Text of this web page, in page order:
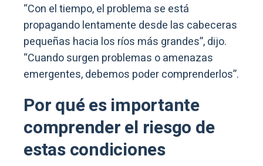
“Con el tiempo, el problema se está
propagando lentamente desde las cabeceras
pequeñas hacia los ríos más grandes”, dijo.
“Cuando surgen problemas o amenazas
emergentes, debemos poder comprenderlos”.
Por qué es importante
comprender el riesgo de
estas condiciones